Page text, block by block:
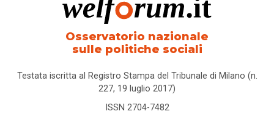
Osservatorio nazionale
sulle politiche sociali
Testata iscritta al Registro Stampa del Tribunale di Milano (n.
227, 19 luglio 2017)
ISSN 2704-7482